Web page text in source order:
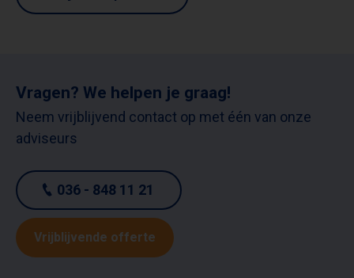
Vragen? We helpen je graag!
Neem vrijblijvend contact op met één van onze
adviseurs
036 - 848 11 21
Vrijblijvende offerte